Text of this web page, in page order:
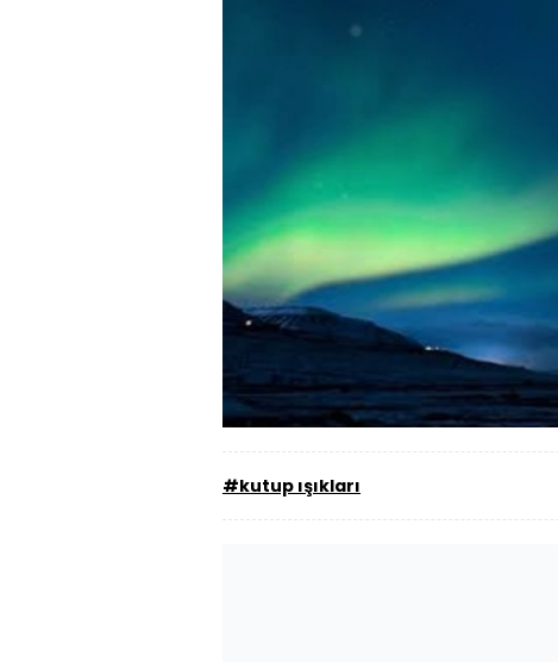
#kutup ışıkları